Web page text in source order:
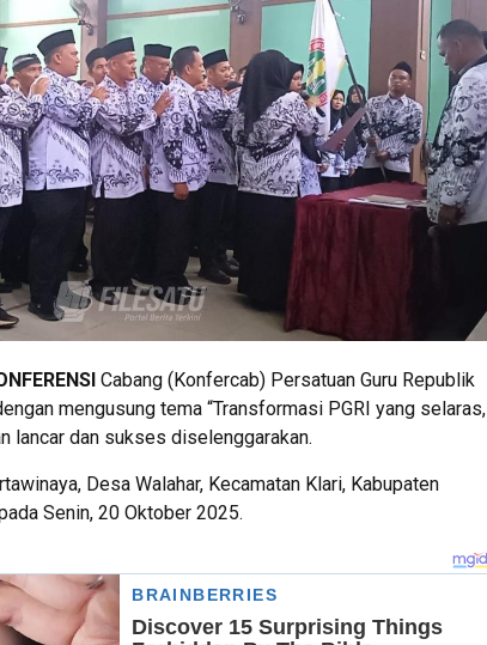
Cabang (Konfercab) Persatuan Guru Republik
mengusung tema “Transformasi PGRI yang selaras,
lancar dan sukses diselenggarakan.
Desa Walahar, Kecamatan Klari, Kabupaten
Senin, 20 Oktober 2025.